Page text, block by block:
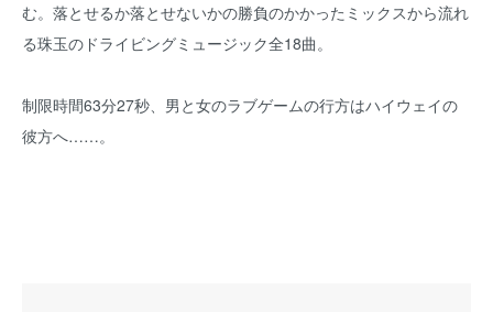
む。落とせるか落とせないかの勝負のかかったミックスから流れ
る珠玉のドライビングミュージック全18曲。
制限時間63分27秒、男と女のラブゲームの行方はハイウェイの
彼方へ……。